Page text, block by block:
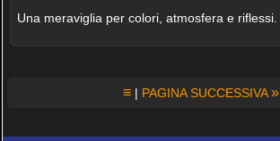
Una meraviglia per colori, atmosfera e riflessi.
≡ | PAGINA SUCCESSIVA»